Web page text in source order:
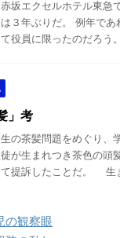
坂エクセルホテル東急
３年ぶりだ。 例年で
役員に限ったのだろう
」考
の茶髪問題をめぐり、
が生まれつき茶色の頭
て提訴したことだ。 生
の観察眼